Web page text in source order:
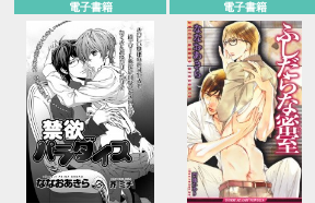
電子書籍 電子書籍